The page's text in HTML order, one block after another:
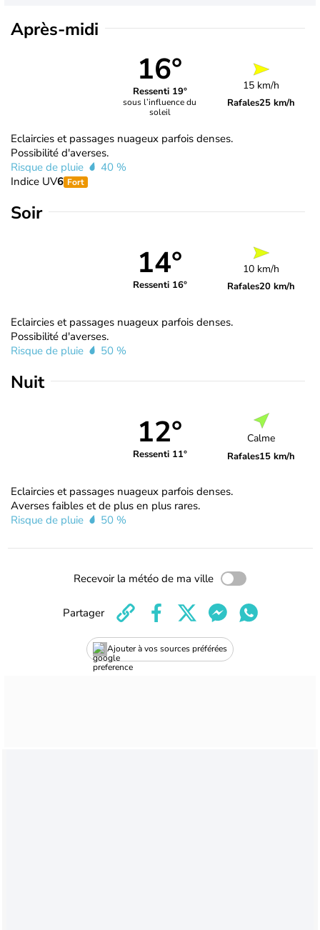
Après-midi
16°
Ressenti 19°
sous l’influence du
soleil
15 km/h
Rafales25 km/h
Eclaircies et passages nuageux parfois denses.
Possibilité d'averses.
Risque de pluie
40 %
Indice UV6 Fort
Soir
14°
Ressenti 16°
10 km/h
Rafales20 km/h
Eclaircies et passages nuageux parfois denses.
Possibilité d'averses.
Risque de pluie
50 %
Nuit
12°
Ressenti 11°
Calme
Rafales15 km/h
Eclaircies et passages nuageux parfois denses.
Averses faibles et de plus en plus rares.
Risque de pluie
50 %
Recevoir la météo de ma ville
Ajouter à vos sources préférées
Partager